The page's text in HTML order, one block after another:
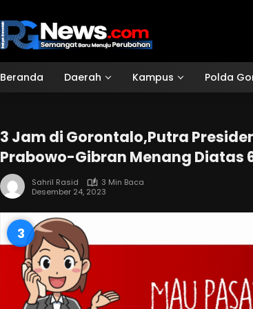
Beranda Daerah Kampus Polda
3 Jam di Gorontalo,Putra
Prabowo-Gibran Menang Diatas
Sahril Rasid
3 Min Baca
Desember 24, 2023
1